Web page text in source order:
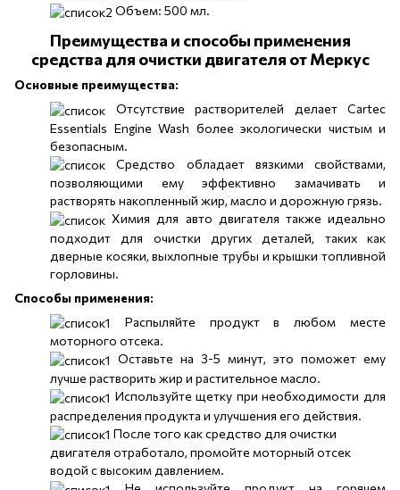
Объем: 500 мл.
Преимущества и способы применения
средства для очистки двигателя от Меркус
Основные преимущества:
Отсутствие растворителей делает Cartec
Essentials Engine Wash более экологически чистым и
безопасным.
Средство обладает вязкими свойствами,
позволяющими ему эффективно замачивать и
растворять накопленный жир, масло и дорожную грязь.
Химия для авто двигателя также идеально
подходит для очистки других деталей, таких как
дверные косяки, выхлопные трубы и крышки топливной
горловины.
Способы применения:
Распыляйте продукт в любом месте
моторного отсека.
Оставьте на 3-5 минут, это поможет ему
лучше растворить жир и растительное масло.
Используйте щетку при необходимости для
распределения продукта и улучшения его действия.
После того как средство для очистки
двигателя отработало, промойте моторный отсек
водой с высоким давлением.